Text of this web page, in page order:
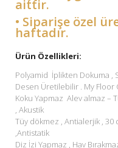
aittir.
• Siparişe özel
haftadır.
Ürün Özellikleri:
Polyamid İplikten Dokuma ,
Desen Üretilebilir . My Floor
Koku Yapmaz Alev almaz –
, Akustik
Tüy dökmez , Antialerjik , 30
,Antistatik
Diz İzi Yapmaz , Hav